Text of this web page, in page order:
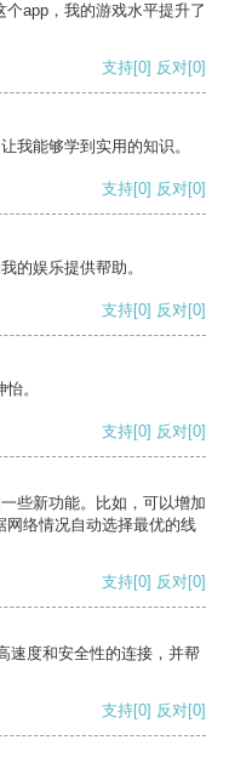
app，我的游戏水平提升了
支持[0] 反对[0]
我能够学到实用的知识。
支持[0] 反对[0]
的娱乐提供帮助。
支持[0] 反对[0]
。
支持[0] 反对[0]
些新功能。比如，可以增加
网络情况自动选择最优的线
支持[0] 反对[0]
速度和安全性的连接，并帮
支持[0] 反对[0]